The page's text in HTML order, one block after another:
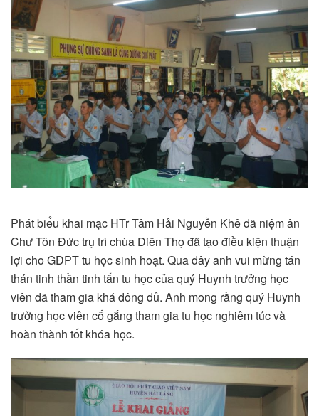
Phát biểu khai mạc HTr Tâm Hải Nguyễn Khê đã niệm ân
Chư Tôn Đức trụ trì chùa Diên Thọ đã tạo điều kiện thuận
lợi cho GĐPT tu học sinh hoạt. Qua đây anh vui mừng tán
thán tinh thần tinh tấn tu học của quý Huynh trưởng học
viên đã tham gia khá đông đủ. Anh mong rằng quý Huynh
trưởng học viên cố gắng tham gia tu học nghiêm túc và
hoàn thành tốt khóa học.